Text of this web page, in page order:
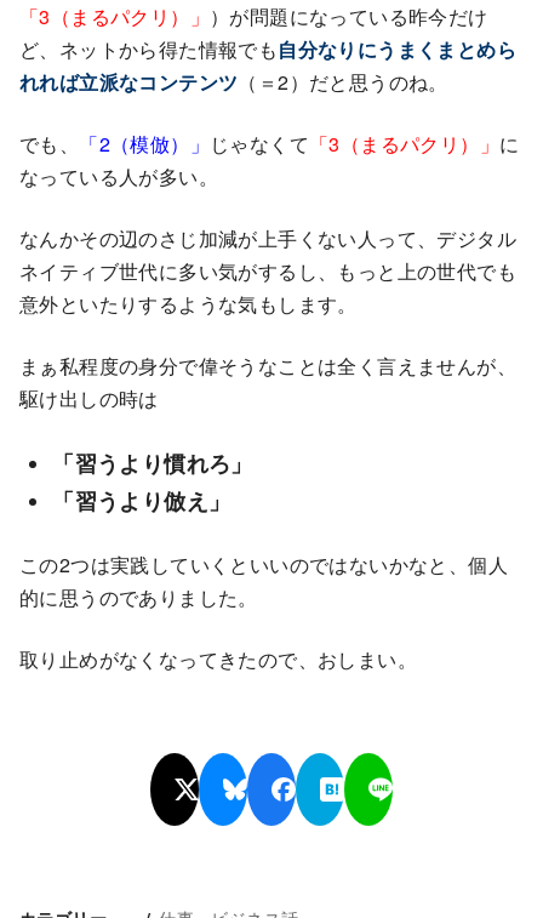
「3（まるパクリ）」 ）が問題になっている昨今だけ
ど、ネットから得た情報でも自分なりにうまくまとめら
れれば立派なコンテンツ （＝2）だと思うのね。
でも、 「2（模倣）」 じゃなくて 「3（まるパクリ）」 に
なっている人が多い。
なんかその辺のさじ加減が上手くない人って、デジタル
ネイティブ世代に多い気がするし、もっと上の世代でも
意外といたりするような気もします。
まぁ私程度の身分で偉そうなことは全く言えませんが、
駆け出しの時は
「習うより慣れろ」
「習うより倣え」
この2つは実践していくといいのではないかなと、個人
的に思うのでありました。
取り止めがなくなってきたので、おしまい。